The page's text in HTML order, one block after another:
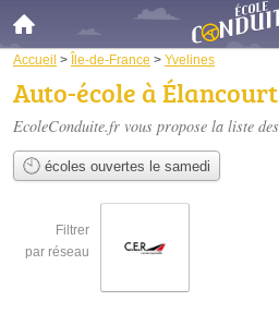
Accueil > Île-de-France > Yvelines
Auto-école à Élancourt
EcoleConduite.fr vous propose la liste des
écoles ouvertes le samedi
Filtrer
par réseau